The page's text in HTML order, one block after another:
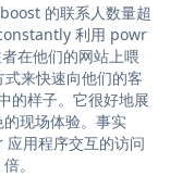
的联系人数量超
利用 powr
在他们的网站上喂
来快速向他们的客
的样子。它很好地展
现场体验。事实
用程序交互的访问
。